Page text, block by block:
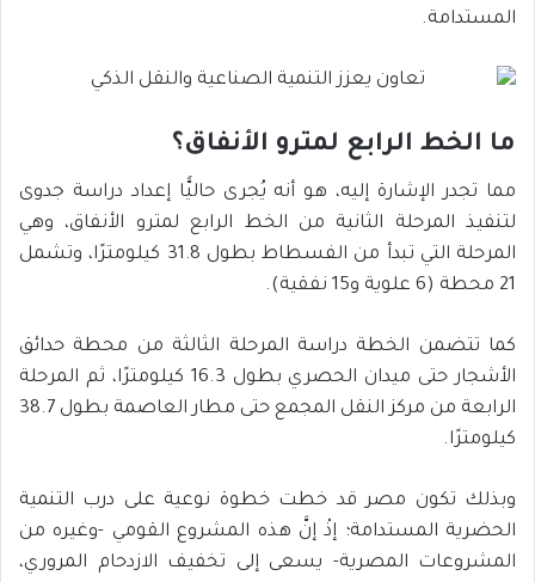
المستدامة.
ما الخط الرابع لمترو الأنفاق؟
مما تجدر الإشارة إليه، هو أنه يُجرى حاليًّا إعداد دراسة جدوى
لتنفيذ المرحلة الثانية من الخط الرابع لمترو الأنفاق، وهي
المرحلة التي تبدأ من الفسطاط بطول 31.8 كيلومترًا، وتشمل
21 محطة (6 علوية و15 نفقية).
كما تتضمن الخطة دراسة المرحلة الثالثة من محطة حدائق
الأشجار حتى ميدان الحصري بطول 16.3 كيلومترًا، ثم المرحلة
الرابعة من مركز النقل المجمع حتى مطار العاصمة بطول 38.7
كيلومترًا.
وبذلك تكون مصر قد خطت خطوة نوعية على درب التنمية
الحضرية المستدامة؛ إذْ إنَّ هذه المشروع القومي -وغيره من
المشروعات المصرية- يسعى إلى تخفيف الازدحام المروري،